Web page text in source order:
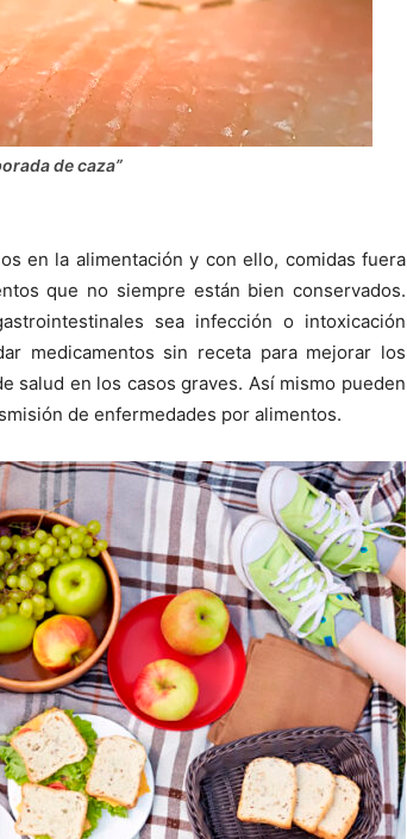
de caza”
en la alimentación y con ello, comidas fuera
que no siempre están bien conservados.
sea infección o intoxicación
medicamentos sin receta para mejorar los
salud en los casos graves. Así mismo pueden
de enfermedades por alimentos.